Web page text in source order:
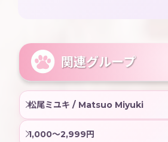
関連グループ
松尾ミユキ / Matsuo Miyuki
1,000〜2,999円